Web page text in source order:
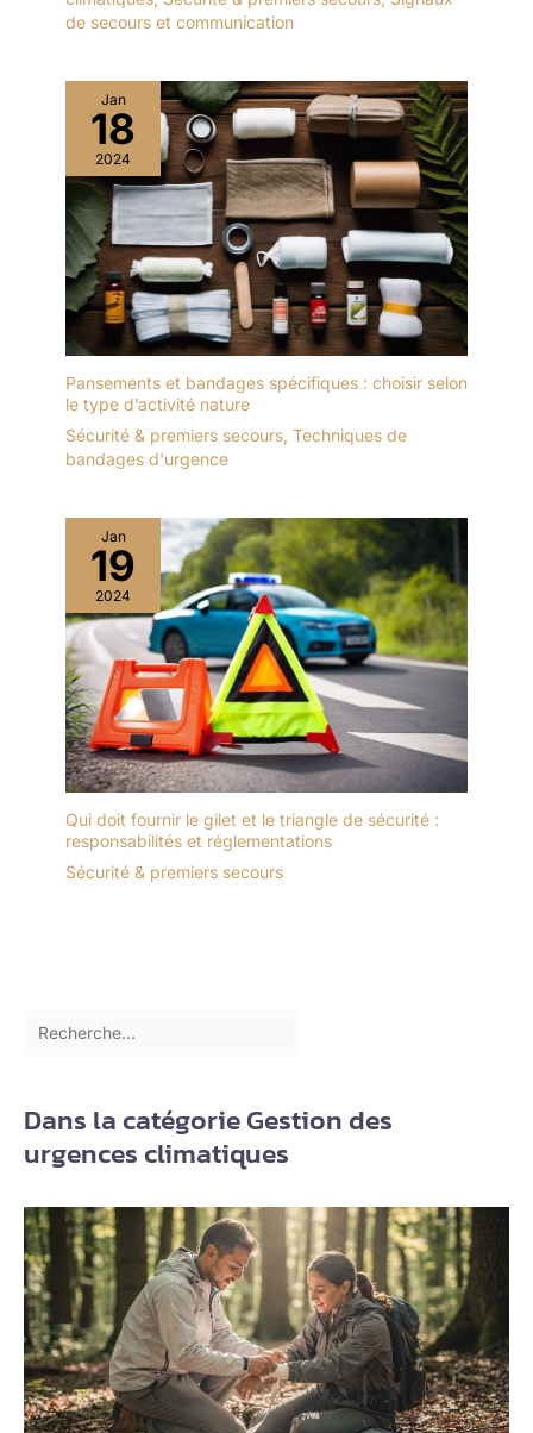
de secours et communication
Jan
18
2024
Pansements et bandages spécifiques : choisir selon
le type d’activité nature
Sécurité & premiers secours, Techniques de
bandages d'urgence
Jan
19
2024
Qui doit fournir le gilet et le triangle de sécurité :
responsabilités et réglementations
Sécurité & premiers secours
Dans la catégorie Gestion des
urgences climatiques